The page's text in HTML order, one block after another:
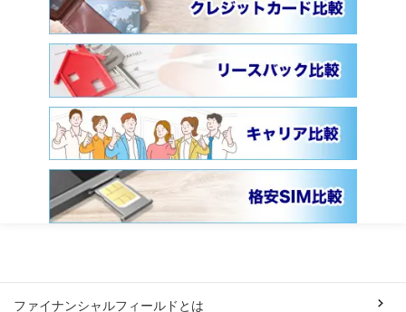
ファイナンシャルフィールドとは